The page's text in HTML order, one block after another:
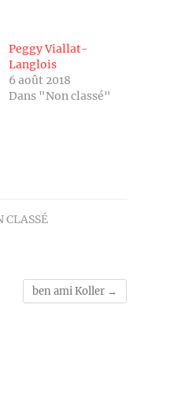
Peggy Viallat-
Langlois
6 août 2018
Dans "Non classé"
CLASSÉ
ben ami Koller →